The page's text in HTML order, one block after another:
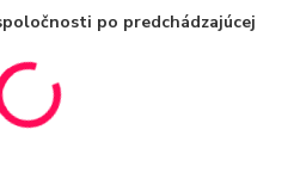
po predchádzajúcej